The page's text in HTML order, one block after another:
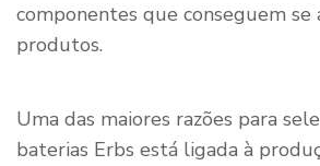
componentes que conseguem se
produtos.
Uma das maiores razões para
baterias Erbs está ligada à